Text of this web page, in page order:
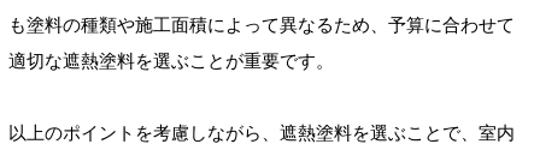
も塗料の種類や施工面積によって異なるため、予算に合わせて
適切な遮熱塗料を選ぶことが重要です。
以上のポイントを考慮しながら、遮熱塗料を選ぶことで、室内